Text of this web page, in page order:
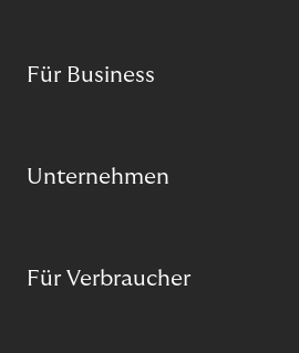
Für Business
Unternehmen
Für Verbraucher